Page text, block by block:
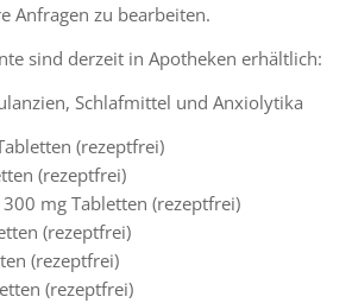
Anfragen zu bearbeiten.
sind derzeit in Apotheken erhältlich:
Schlafmittel und Anxiolytika
(rezeptfrei)
(rezeptfrei)
mg Tabletten (rezeptfrei)
(rezeptfrei)
(rezeptfrei)
(rezeptfrei)